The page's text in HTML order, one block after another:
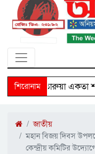
শিরোনাম
‘দক্ষিণ তারুয়া একতা
জাতীয়
মহান বিজয় দিবস
কেন্দ্রীয় কমিটির